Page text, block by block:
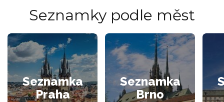
Seznamky podle měst
Seznamka
Praha
Seznamka
Brno